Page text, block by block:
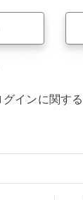
グインに関す